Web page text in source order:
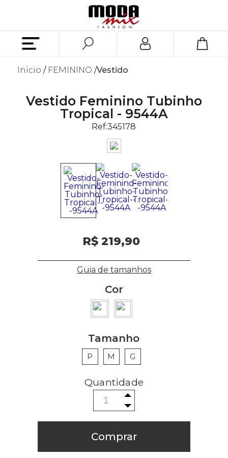
Inicio FEMININO Vestido
Vestido Feminino Tubinho
Tropical - 9544A
Ref:345178
R$ 219,90
Guia de tamanhos
Cor
Tamanho
P M G
Comprar